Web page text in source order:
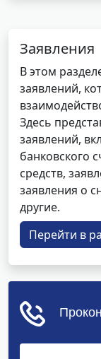
Заявления
В этом
заявлений,
Здесь
заявлений,
банковского
средств,
заявления о
другие.
Перейти в